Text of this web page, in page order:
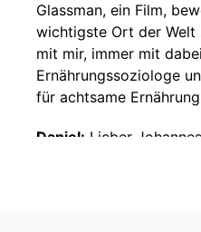
Glassman, ein Film,
wichtigste Ort der Welt
mit mir, immer mit
Ernährungssoziologe
für achtsame
Daniel: Lieber